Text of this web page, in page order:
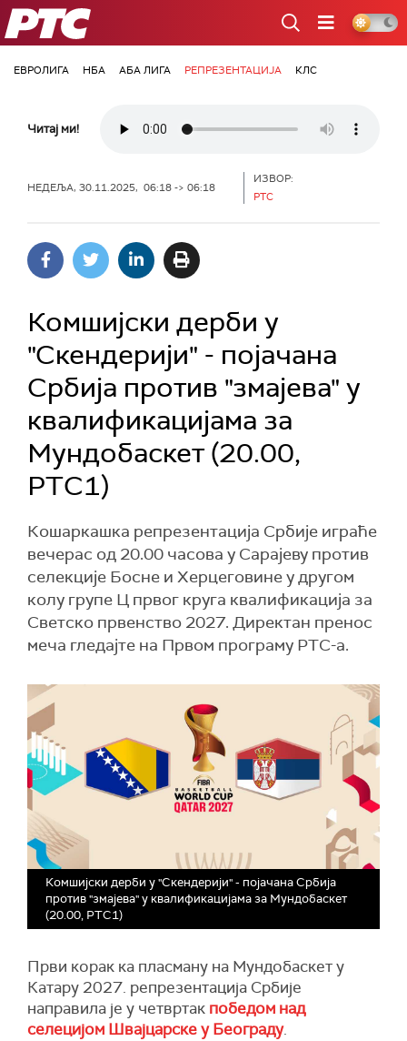
РТС
ЕВРОЛИГА НБА АБА ЛИГА РЕПРЕЗЕНТАЦИЈА КЛС
Читај ми!
НЕДЕЉА, 30.11.2025, 06:18 -> 06:18
ИЗВОР:
РТС
Комшијски дерби у
"Скендерији" - појачана
Србија против "змајева" у
квалификацијама за
Мундобаскет (20.00,
РТС1)
Кошаркашка репрезентација Србије играће
вечерас од 20.00 часова у Сарајеву против
селекције Босне и Херцеговине у другом
колу групе Ц првог круга квалификација за
Светско првенство 2027. Директан пренос
меча гледајте на Првом програму РТС-а.
Комшијски дерби у "Скендерији" - појачана Србија
против "змајева" у квалификацијама за Мундобаскет
(20.00, РТС1)
Први корак ка пласману на Мундобаскет у
Катару 2027. репрезентација Србије
направила је у четвртак победом над
селецијом Швајцарске у Београду.